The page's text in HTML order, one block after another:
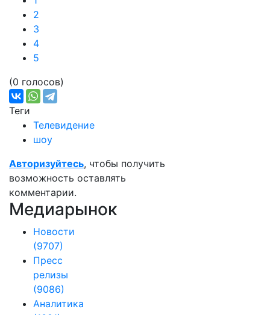
2
3
4
5
(0 голосов)
Теги
Телевидение
шоу
Авторизуйтесь, чтобы получить
возможность оставлять
комментарии.
Медиарынок
Новости
(9707)
Пресс
релизы
(9086)
Аналитика